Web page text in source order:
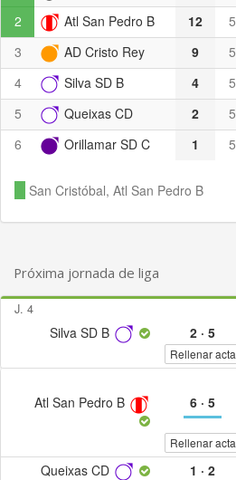
2
Atl San Pedro B 12 5
3
AD Cristo Rey 9 5
4
Silva SD B 4 5
5
Queixas CD 2 5
6
Orillamar SD C 1 5
San Cristóbal, Atl San Pedro B
Próxima jornada de liga
J. 4
Silva SD B 2· 5
Rellenar acta
Atl San Pedro B 6· 5
Rellenar acta
Queixas CD 1 · 2